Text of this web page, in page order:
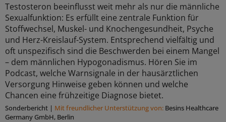
Testosteron beeinflusst weit mehr als nur die männliche
Sexualfunktion: Es erfüllt eine zentrale Funktion für
Stoffwechsel, Muskel- und Knochengesundheit, Psyche
und Herz-Kreislauf-System. Entsprechend vielfältig und
oft unspezifisch sind die Beschwerden bei einem Mangel
– dem männlichen Hypogonadismus. Hören Sie im
Podcast, welche Warnsignale in der hausärztlichen
Versorgung Hinweise geben können und welche
Chancen eine frühzeitige Diagnose bietet.
Sonderbericht | Mit freundlicher Unterstützung von: Besins Healthcare
Germany GmbH, Berlin